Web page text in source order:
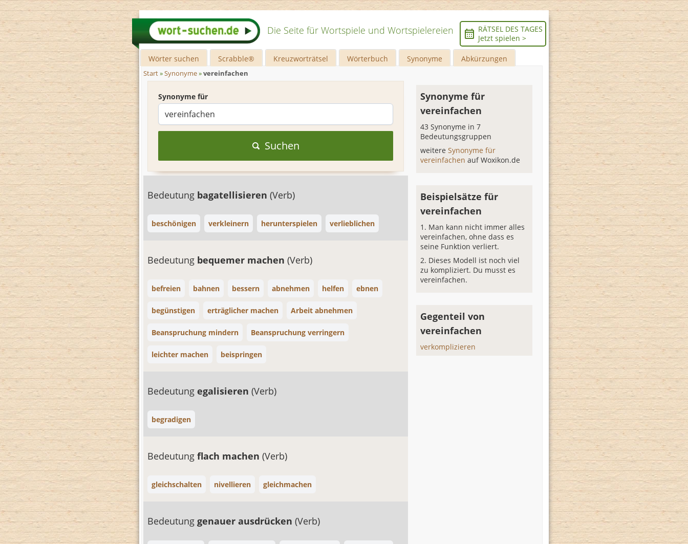
Die Seite für Wortspiele und Wortspielereien
RÄTSEL DES TAGES
Jetzt spielen >
Wörter suchen Scrabble® Kreuzworträtsel Wörterbuch Synonyme Abkürzungen
Start»Synonyme»vereinfachen
Synonyme für
Suchen
Bedeutung bagatellisieren (Verb)
beschönigen verkleinern herunterspielen verlieblichen
Bedeutung bequemer machen (Verb)
befreien bahnen bessern abnehmen helfen ebnen
begünstigen erträglicher machen Arbeit abnehmen
Beanspruchung mindern Beanspruchung verringern
leichter machen beispringen
Bedeutung egalisieren (Verb)
begradigen
Bedeutung flach machen (Verb)
gleichschalten nivellieren gleichmachen
Bedeutung genauer ausdrücken (Verb)
Synonyme für
vereinfachen
43 Synonyme in 7
Bedeutungsgruppen
weitereSynonyme für
vereinfachenauf Woxikon.de
Beispielsätze für
vereinfachen
Man kann nicht immer alles
vereinfachen, ohne dass es
seine Funktion verliert.
Dieses Modell ist noch viel
zu kompliziert. Du musst es
vereinfachen.
Gegenteil von
vereinfachen
verkomplizieren